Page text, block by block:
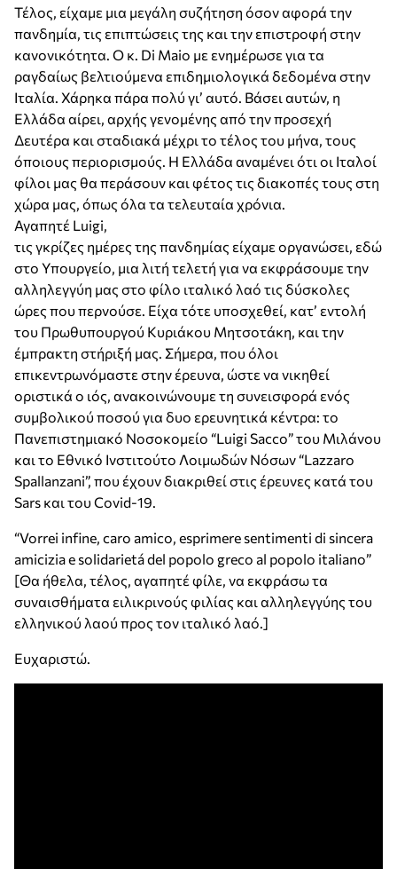
Τέλος, είχαμε μια μεγάλη συζήτηση όσον αφορά την
πανδημία, τις επιπτώσεις της και την επιστροφή στην
κανονικότητα. Ο κ. Di Maio με ενημέρωσε για τα
ραγδαίως βελτιούμενα επιδημιολογικά δεδομένα στην
Ιταλία. Χάρηκα πάρα πολύ γι’ αυτό. Βάσει αυτών, η
Ελλάδα αίρει, αρχής γενομένης από την προσεχή
Δευτέρα και σταδιακά μέχρι το τέλος του μήνα, τους
όποιους περιορισμούς. Η Ελλάδα αναμένει ότι οι Ιταλοί
φίλοι μας θα περάσουν και φέτος τις διακοπές τους στη
χώρα μας, όπως όλα τα τελευταία χρόνια.
Αγαπητέ Luigi,
τις γκρίζες ημέρες της πανδημίας είχαμε οργανώσει, εδώ
στο Υπουργείο, μια λιτή τελετή για να εκφράσουμε την
αλληλεγγύη μας στο φίλο ιταλικό λαό τις δύσκολες
ώρες που περνούσε. Είχα τότε υποσχεθεί, κατ’ εντολή
του Πρωθυπουργού Κυριάκου Μητσοτάκη, και την
έμπρακτη στήριξή μας. Σήμερα, που όλοι
επικεντρωνόμαστε στην έρευνα, ώστε να νικηθεί
οριστικά ο ιός, ανακοινώνουμε τη συνεισφορά ενός
συμβολικού ποσού για δυο ερευνητικά κέντρα: το
Πανεπιστημιακό Νοσοκομείο “Luigi Sacco” του Μιλάνου
και το Εθνικό Ινστιτούτο Λοιμωδών Νόσων “Lazzaro
Spallanzani”, που έχουν διακριθεί στις έρευνες κατά του
Sars και του Covid-19.
“Vorrei infine, caro amico, esprimere sentimenti di sincera
amicizia e solidarietá del popolo greco al popolo italiano”
[Θα ήθελα, τέλος, αγαπητέ φίλε, να εκφράσω τα
συναισθήματα ειλικρινούς φιλίας και αλληλεγγύης του
ελληνικού λαού προς τον ιταλικό λαό.]
Ευχαριστώ.